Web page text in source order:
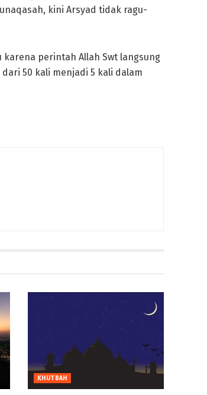
kini Arsyad tidak ragu-
perintah Allah Swt langsung
50 kali menjadi 5 kali dalam
KHUTBAH